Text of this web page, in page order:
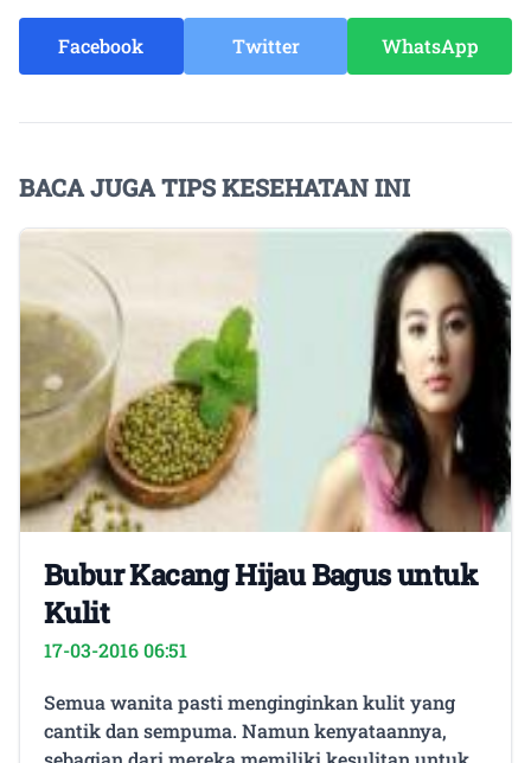
Facebook Twitter WhatsApp
BACA JUGA TIPS KESEHATAN INI
Bubur Kacang Hijau Bagus untuk
Kulit
17-03-2016 06:51
Semua wanita pasti menginginkan kulit yang
cantik dan sempuma. Namun kenyataannya,